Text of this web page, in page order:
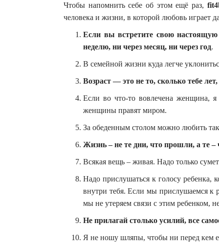
Чтобы напомнить себе об этом ещё раз,
человека и жизни, в которой любовь играет
Если вы встретите свою
неделю, ни через месяц, ни через год.
В семейной жизни куда легче
Возраст — это не то, сколько тебе
Если во что-то вовлечена женщина,
женщины правят миром.
За обеденным столом можно любить
Жизнь – не те дни, что прошли, а те –
Всякая вещь – живая. Надо только
Надо прислушаться к голосу ребенка,
внутри тебя. Если мы прислушаемся к
мы не утеряем связи с этим ребенком,
Не прилагай столько усилий, все
Я не ношу шляпы, чтобы ни перед кем